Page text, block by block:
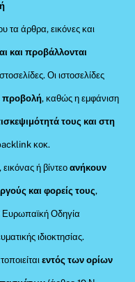
τα άρθρα, εικόνες και
και προβάλλονται
Οι ιστοσελίδες
προβολή, καθώς η εμφάνιση
τους και στη
κοκ.
ή βίντεοανήκουν
και φορείς τους,
Ευρωπαϊκή Οδηγία
ιδιοκτησίας.
εντός των ορίων